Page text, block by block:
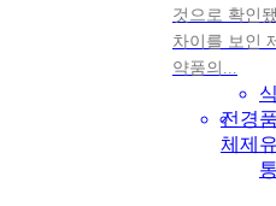
것으로 확인
차이를 보인
약품의...
전
체
경
제
식
유
통